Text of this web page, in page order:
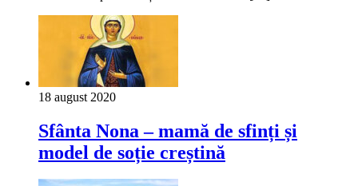
18 august 2020
Sfânta Nona – mamă de sfinți și
model de soție creștină